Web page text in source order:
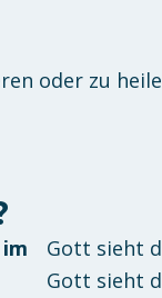
oder zu
Gott sieht
Gott sieht